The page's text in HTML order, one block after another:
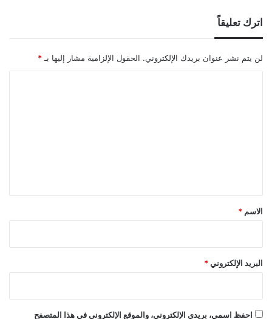
اترك تعليقاً
لن يتم نشر عنوان بريدك الإلكتروني. الحقول الإلزامية مشار إليها بـ *
*
الاسم *
البريد الإلكتروني *
احفظ اسمي، بريدي الإلكتروني، والموقع الإلكتروني في هذا المتصفح